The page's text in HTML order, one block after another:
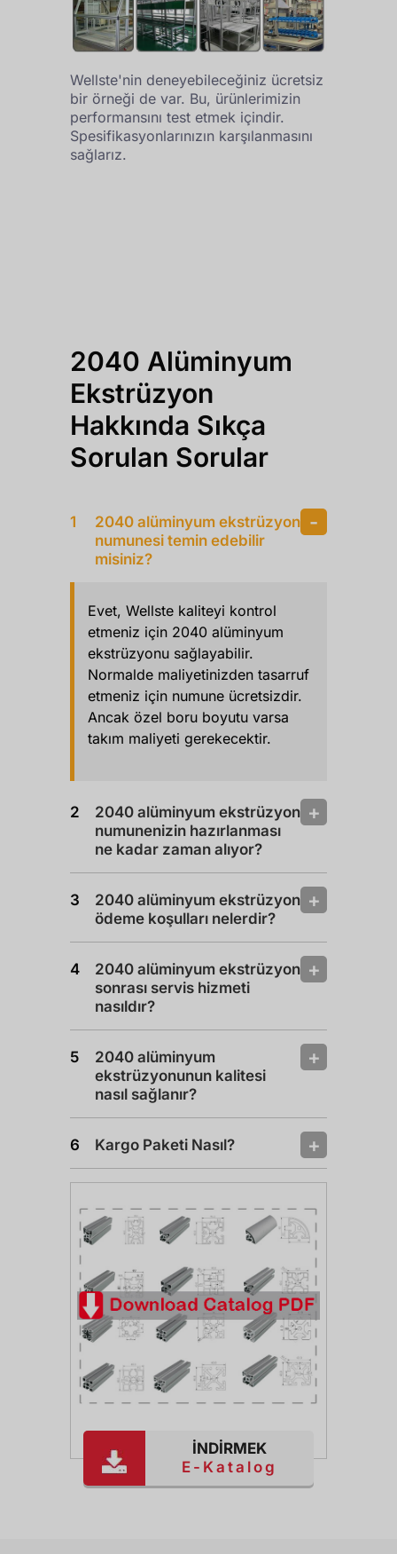
Wellste'nin deneyebileceğiniz ücretsiz
bir örneği de var. Bu, ürünlerimizin
performansını test etmek içindir.
Spesifikasyonlarınızın karşılanmasını
sağlarız.
2040 Alüminyum
Ekstrüzyon
Hakkında Sıkça
Sorulan Sorular
2040 alüminyum ekstrüzyon
numunesi temin edebilir
misiniz?
Evet, Wellste kaliteyi kontrol
etmeniz için 2040 alüminyum
ekstrüzyonu sağlayabilir.
Normalde maliyetinizden tasarruf
etmeniz için numune ücretsizdir.
Ancak özel boru boyutu varsa
takım maliyeti gerekecektir.
2040 alüminyum ekstrüzyon
numunenizin hazırlanması
ne kadar zaman alıyor?
2040 alüminyum ekstrüzyon
ödeme koşulları nelerdir?
2040 alüminyum ekstrüzyon
sonrası servis hizmeti
nasıldır?
2040 alüminyum
ekstrüzyonunun kalitesi
nasıl sağlanır?
Kargo Paketi Nasıl?
İNDİRMEK
E-Katalog